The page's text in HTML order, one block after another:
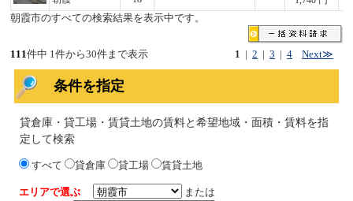
朝霞市のすべての検索結果を表示中です。
1 |2 |3 |4 Next≫
111件中 1件から30件まで表示
条件を指定
貸倉庫・貸工場・賃貸土地の賃料と希望地域・面積・賃料を指
定して検索
すべて 貸倉庫 貸工場 賃貸土地
エリアで選ぶ
または